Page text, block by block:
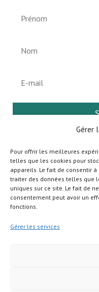
Gérer
Pour offrir les meilleures
telles que les cookies pour
appareils. Le fait de consentir
traiter des données telles que
uniques sur ce site. Le fait de
consentement peut avoir un
fonctions.
Gérer les services